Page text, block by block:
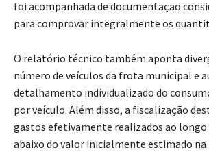
foi acompanhada de documentação
para comprovar integralmente os
O relatório técnico também aponta
número de veículos da frota municipal e
detalhamento individualizado do
por veículo. Além disso, a fiscalização
gastos efetivamente realizados ao longo
abaixo do valor inicialmente estimado